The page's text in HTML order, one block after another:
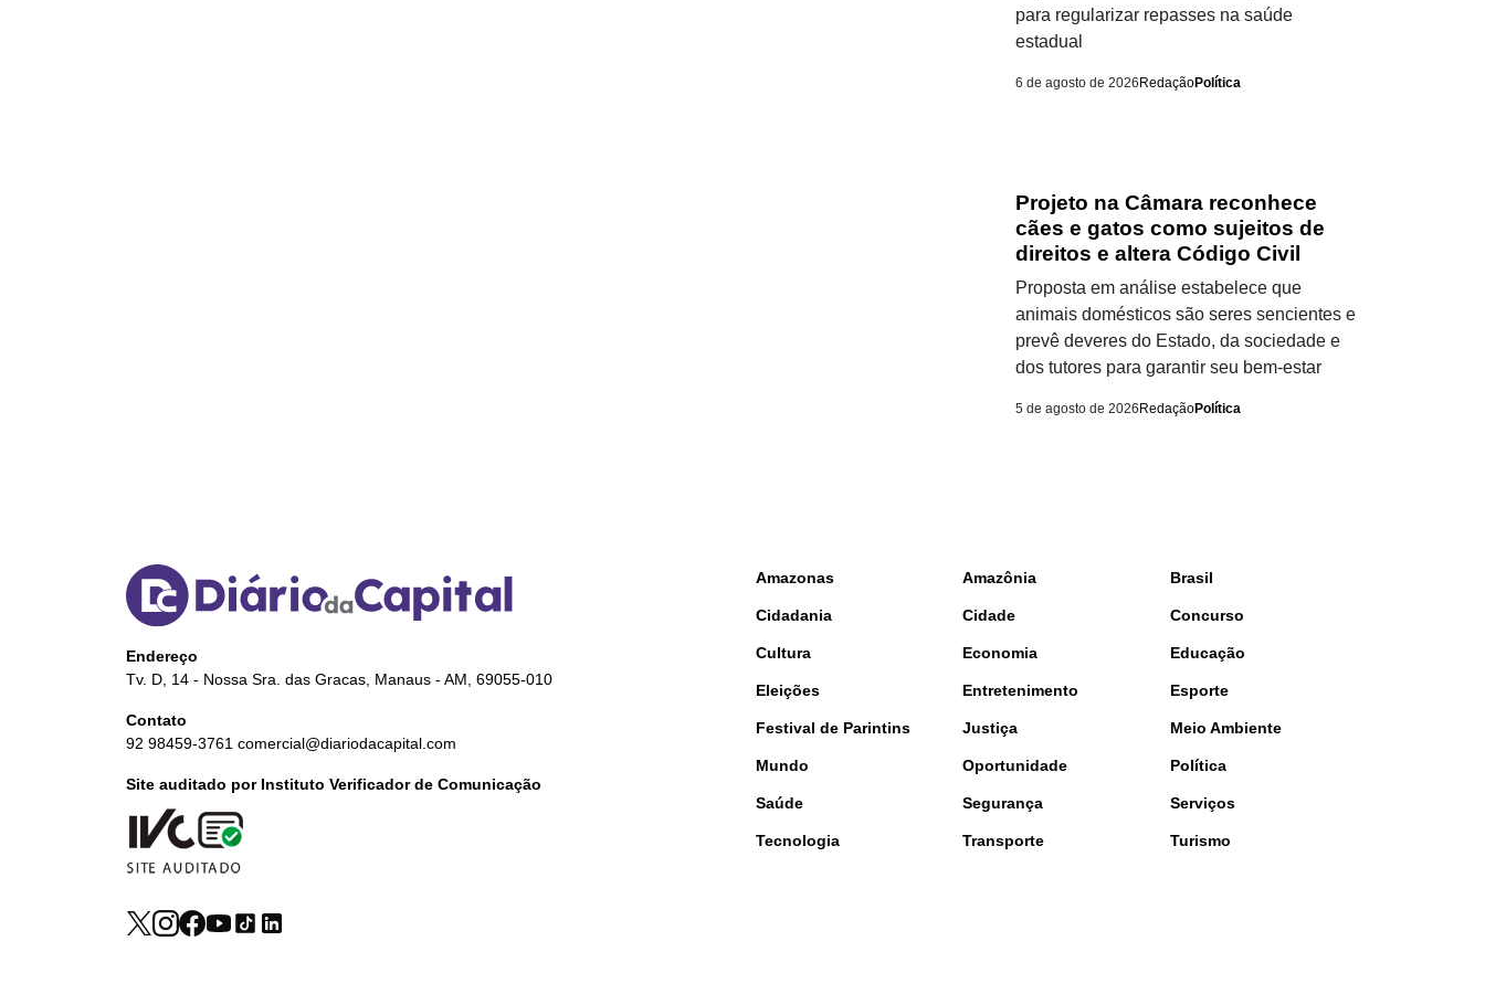
para regularizar repasses na saúde
estadual
6 de agosto de 2026 RedaçãoPolítica
Projeto na Câmara reconhece
cães e gatos como sujeitos de
direitos e altera Código Civil
Proposta em análise estabelece que
animais domésticos são seres sencientes e
prevê deveres do Estado, da sociedade e
dos tutores para garantir seu bem-estar
5 de agosto de 2026 RedaçãoPolítica
Endereço
Tv. D, 14 - Nossa Sra. das Gracas, Manaus - AM, 69055-010
Contato
92 98459-3761 comercial@diariodacapital.com
Site auditado por Instituto Verificador de Comunicação
Amazonas Amazônia Brasil
Cidadania Cidade Concurso
Cultura Economia Educação
Eleições Entretenimento Esporte
Festival de Parintins Justiça Meio Ambiente
Mundo Oportunidade Política
Saúde Segurança Serviços
Tecnologia Transporte Turismo